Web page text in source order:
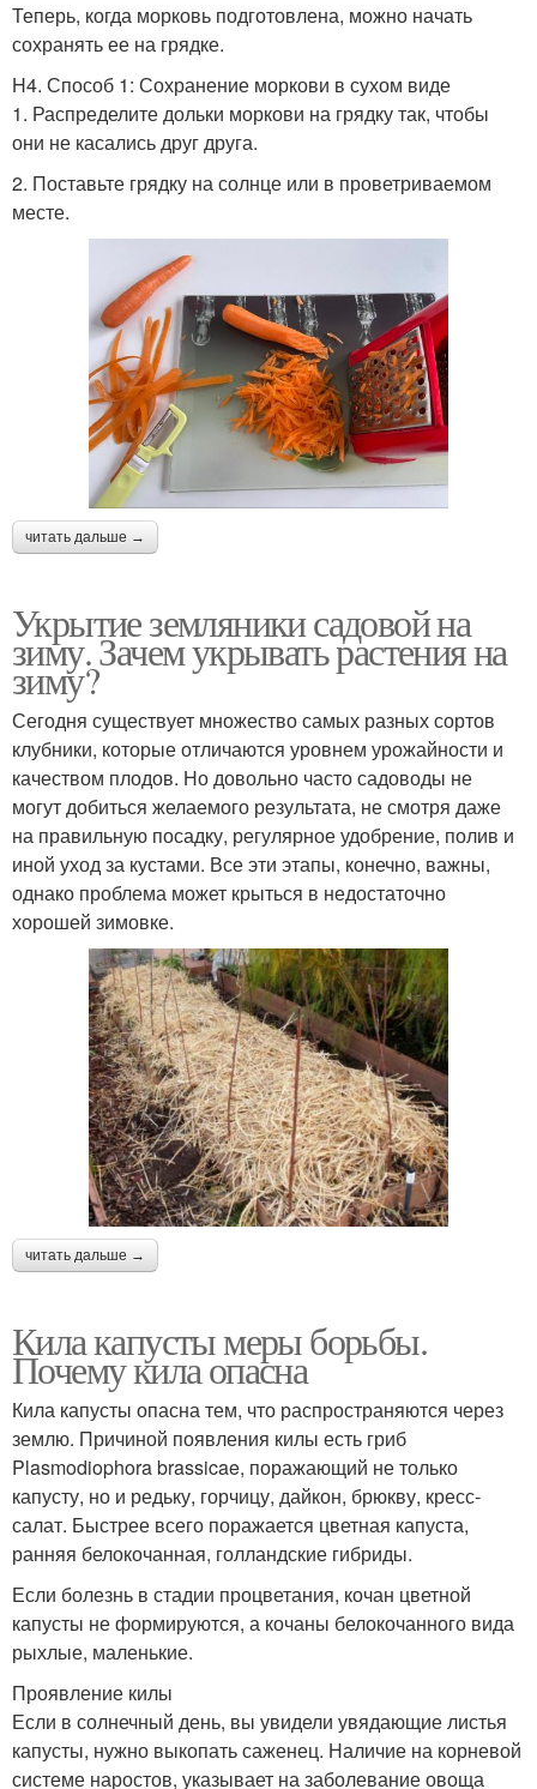
Теперь, когда морковь подготовлена, можно начать
сохранять ее на грядке.
H4. Способ 1: Сохранение моркови в сухом виде
1. Распределите дольки моркови на грядку так, чтобы
они не касались друг друга.
2. Поставьте грядку на солнце или в проветриваемом
месте.
читать дальше →
Укрытие земляники садовой на
зиму. Зачем укрывать растения на
зиму?
Сегодня существует множество самых разных сортов
клубники, которые отличаются уровнем урожайности и
качеством плодов. Но довольно часто садоводы не
могут добиться желаемого результата, не смотря даже
на правильную посадку, регулярное удобрение, полив и
иной уход за кустами. Все эти этапы, конечно, важны,
однако проблема может крыться в недостаточно
хорошей зимовке.
читать дальше →
Кила капусты меры борьбы.
Почему кила опасна
Кила капусты опасна тем, что распространяются через
землю. Причиной появления килы есть гриб
Plasmodiophora brassicae, поражающий не только
капусту, но и редьку, горчицу, дайкон, брюкву, кресс-
салат. Быстрее всего поражается цветная капуста,
ранняя белокочанная, голландские гибриды.
Если болезнь в стадии процветания, кочан цветной
капусты не формируются, а кочаны белокочанного вида
рыхлые, маленькие.
Проявление килы
Если в солнечный день, вы увидели увядающие листья
капусты, нужно выкопать саженец. Наличие на корневой
системе наростов, указывает на заболевание овоща